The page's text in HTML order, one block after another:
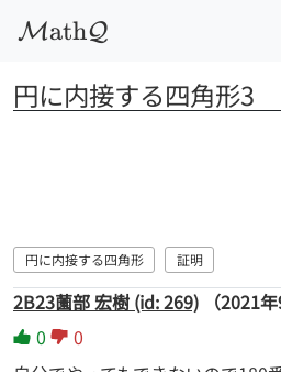
MathQ
円に内接する四角形3
円に内接する四角形 証明
2B23薗部 宏樹 (id: 269)
（2021
0
0